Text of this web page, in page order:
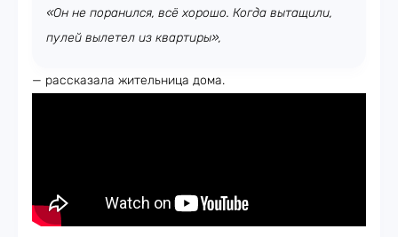
«Он не поранился, всё хорошо. Когда вытащили,
пулей вылетел из квартиры»,
— рассказала жительница дома.